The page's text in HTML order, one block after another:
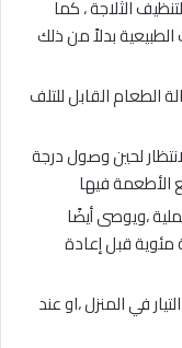
الثلاجة ، كما
بدلاً من ذلك
الطعام القابل للتلف
لحين وصول درجة
،ويوصى أيضًا
الثلاجة إلى -18 درجة مئوية قبل إعادة
في المنزل ،او عند